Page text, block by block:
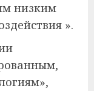
низким
».